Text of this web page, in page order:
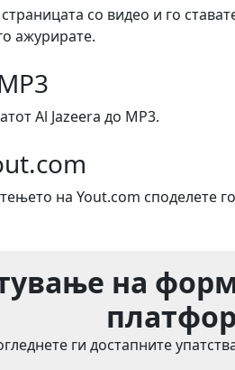
со видео и го
ажурирате.
Al Jazeera до MP3.
на Yout.com споделете
на
ги достапните